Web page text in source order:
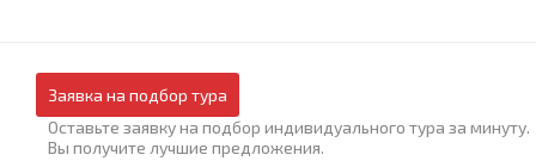
Заявка на подбор тура
Оставьте заявку на подбор индивидуального тура за минуту.
Вы получите лучшие предложения.